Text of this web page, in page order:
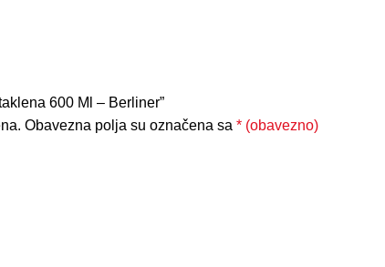
600 Ml – Berliner”
Obavezna polja su označena sa * (obavezno)